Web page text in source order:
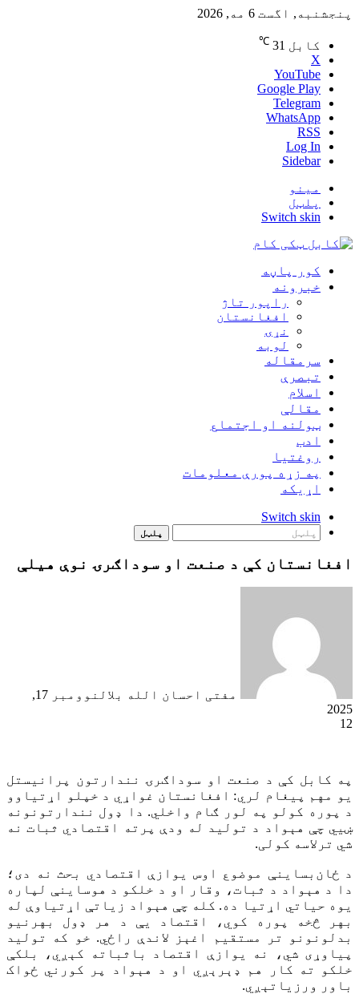
پنجشنبه, اگست 6 مه, 2026
کابل 31
℃
X
YouTube
Google Play
Telegram
WhatsApp
RSS
Log In
Sidebar
مینو
پلټل
Switch skin
کور پاڼه
خبرونه
راپور تاژ
افغانستان
نړۍ
لوبه
سرمقاله
تبصرې
اسلام
مقالې
ټولنه او اجتماع
ادب
روغتيا
په زړه پورې معلومات
اړيکه
Switch skin
پلټل
افغانستان کې د صنعت او سوداګرۍ نوې هیلې
مفتی احسان الله بلال
نوومبر 17,
2025
12
په کابل کې د صنعت او سوداګرۍ نندارتون پرانیستل
یو مهم پیغام لري: افغانستان غواړي د خپلو اړتیاوو
د پوره کولو په لور ګام واخلي. دا ډول نندارتونونه
ښيي چې هېواد د تولید له ودې پرته اقتصادي ثبات نه
شي ترلاسه کولی.
د ځان‌بساینې موضوع اوس یوازې اقتصادي بحث نه دی؛
دا د هېواد د ثبات، وقار او د خلکو د هوساینې لپاره
یوه حیاتي اړتیا ده. کله چې هېواد زیاتې اړتیاوې له
بهر څخه پوره کوي، اقتصاد یې د هر ډول بهرنیو
بدلونونو تر مستقیم اغېز لاندې راځي. خو که تولید
پیاوړی شي، نه یوازې اقتصاد باثباته کېږي، بلکې
خلکو ته کار هم ډېرېږي او د هېواد پر کورني ځواک
باور ورزیاتېږي.